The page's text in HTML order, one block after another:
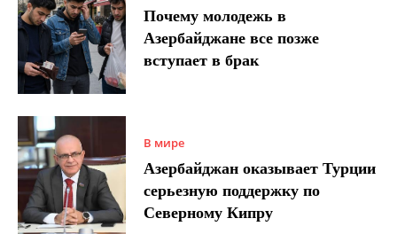
Почему молодежь в
Азербайджане все позже
вступает в брак
В мире
Азербайджан оказывает Турции
серьезную поддержку по
Северному Кипру